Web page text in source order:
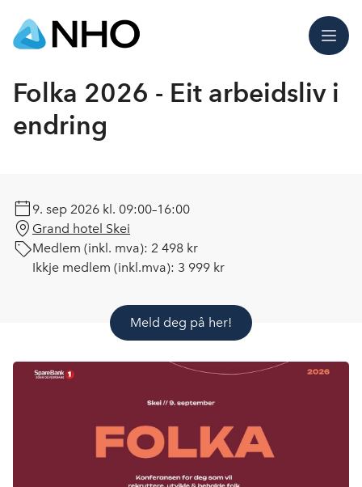
Meny
Folka 2026 - Eit arbeidsliv i
endring
9. sep 2026 kl. 09:00–16:00
Grand hotel Skei
Medlem (inkl. mva): 2 498 kr
Ikkje medlem (inkl.mva): 3 999 kr
Meld deg på her!